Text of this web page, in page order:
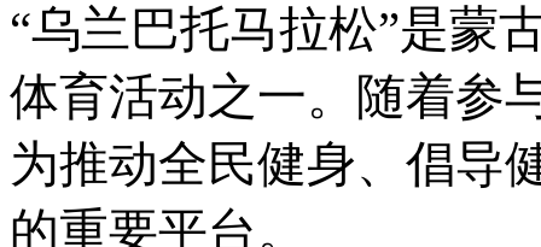
“乌兰巴托马拉松”是蒙
体育活动之一。随着参
为推动全民健身、倡导
的重要平台。